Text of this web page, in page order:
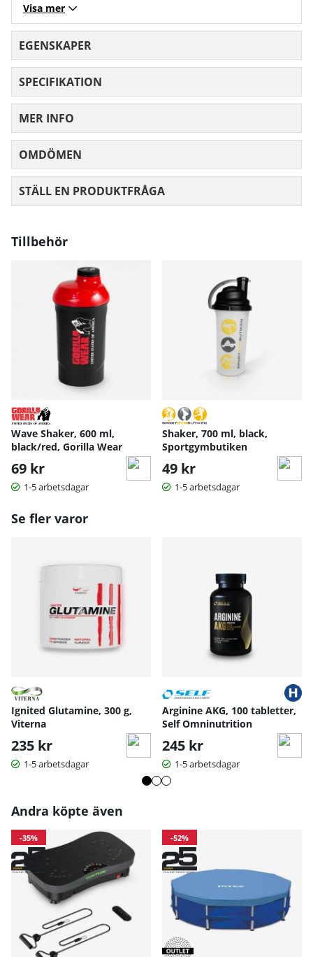
Visa mer
EGENSKAPER
SPECIFIKATION
MER INFO
OMDÖMEN
STÄLL EN PRODUKTFRÅGA
Tillbehör
Wave Shaker, 600 ml,
black/red, Gorilla Wear
69 kr
1-5 arbetsdagar
Shaker, 700 ml, black,
Sportgymbutiken
49 kr
1-5 arbetsdagar
Se fler varor
Ignited Glutamine, 300 g,
Viterna
235 kr
1-5 arbetsdagar
Arginine AKG, 100 tabletter,
Self Omninutrition
245 kr
1-5 arbetsdagar
Andra köpte även
-35% -52%